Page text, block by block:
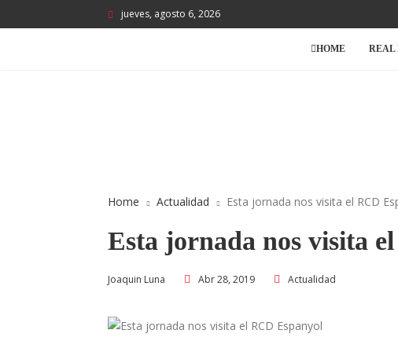
jueves, agosto 6, 2026
HOME REAL
Home Actualidad Esta jornada nos visita el RCD
Esta jornada nos visita
Joaquin Luna Abr 28, 2019 Actualidad